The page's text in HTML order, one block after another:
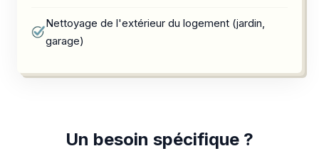
Nettoyage de l'extérieur du logement (jardin,
garage)
Un besoin spécifique ?